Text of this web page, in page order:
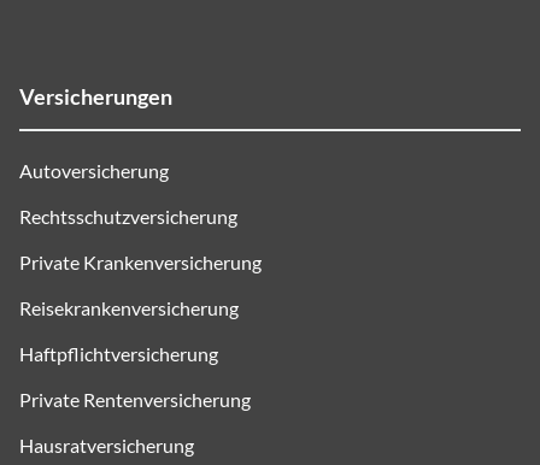
Versicherungen
Autoversicherung
Rechtsschutzversicherung
Private Krankenversicherung
Reisekrankenversicherung
Haftpflichtversicherung
Private Rentenversicherung
Hausratversicherung